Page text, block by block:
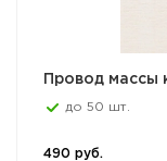
Провод массы
до 50 шт.
490 руб.